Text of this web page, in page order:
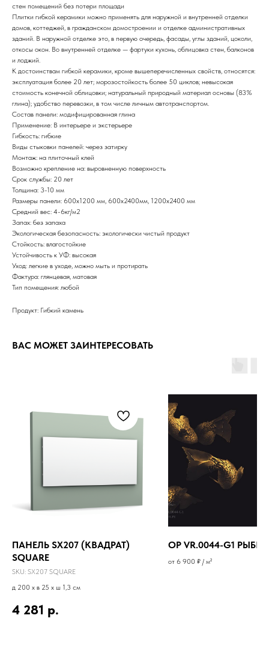
стен помещений без потери площади
Плитки гибкой керамики можно применять для наружной и внутренней отделки
домов, коттеджей, в гражданском домостроении и отделке административных
зданий. В наружной отделке это, в первую очередь, фасады, углы зданий, цоколи,
откосы окон. Во внутренней отделке — фартуки кухонь, облицовка стен, балконов
и лоджий.
К достоинствам гибкой керамики, кроме вышеперечисленных свойств, относятся:
эксплуатация более 20 лет; морозостойкость более 50 циклов; невысокая
стоимость конечной облицовки; натуральный природный материал основы (83%
глина); удобство перевозки, в том числе личным автотранспортом.
Состав панели: модифицированная глина
Применение: В интерьере и экстерьере
Гибкость: гибкие
Виды стыковки панелей: через затирку
Монтаж: на плиточный клей
Возможно крепление на: выровненную поверхность
Срок службы: 20 лет
Толщина: 3-10 мм
Размеры панели: 600х1200 мм, 600х2400мм, 1200х2400 мм
Средний вес: 4-6кг/м2
Запах: без запаха
Экологическая безопасность: экологически чистый продукт
Стойкость: влагостойкие
Устойчивость к УФ: высокая
Уход: легкие в уходе, можно мыть и протирать
Фактура: глянцевая, матовая
Тип помещения: любой
Продукт: Гибкий камень
ВАС МОЖЕТ ЗАИНТЕРЕСОВАТЬ
ПАНЕЛЬ SX207 (КВАДРАТ)
SQUARE
SKU: SX207 SQUARE
д 200 x в 25 x ш 1,3 см
4 281 р.
OP VR.0044-G1 РЫБКИ
от 6 900 ₽ / м²